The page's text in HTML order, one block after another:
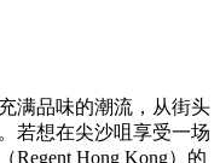
满品味的潮流，从街头
若想在尖沙咀享受一场
Regent Hong Kong）的